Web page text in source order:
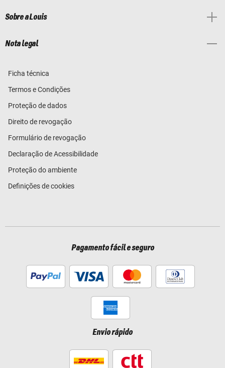
Sobre a Louis
Nota legal
Ficha técnica
Termos e Condições
Proteção de dados
Direito de revogação
Formulário de revogação
Declaração de Acessibilidade
Proteção do ambiente
Definições de cookies
Pagamento fácil e seguro
Envio rápido